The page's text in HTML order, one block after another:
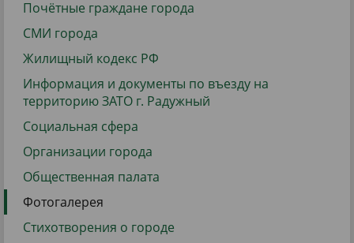
Почётные граждане города
СМИ города
Жилищный кодекс РФ
Информация и документы по въезду на
территорию ЗАТО г. Радужный
Социальная сфера
Организации города
Общественная палата
Фотогалерея
Стихотворения о городе